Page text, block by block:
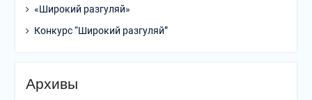
«Широкий разгуляй»
Конкурс “Широкий разгуляй”
Архивы